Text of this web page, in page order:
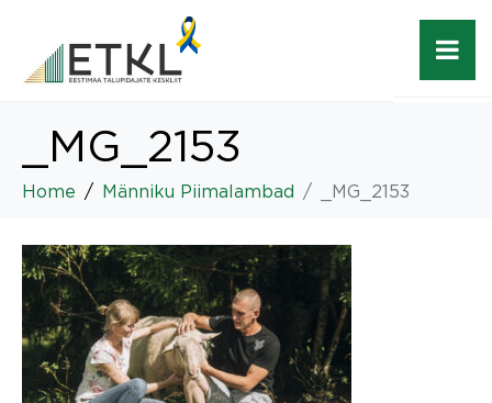
_MG_2153
Home Männiku Piimalambad _MG_2153